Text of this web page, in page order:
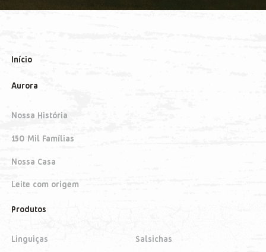
Início
Aurora
Nossa História
150 Mil Famílias
Nossa Casa
Leite com origem
Produtos
Linguiças Salsichas